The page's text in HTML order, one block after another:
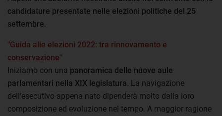
candidature presentate nelle elezioni politiche del 25
settembre.
"Guida alle elezioni 2022: tra rinnovamento e
conservazione"
Iniziamo con una panoramica delle nuove aule
parlamentari nella XIX legislatura. La navigazione
dell’esecutivo appena nato dipenderà molto dalla loro
composizione ed evoluzione nel tempo. A maggior ragione